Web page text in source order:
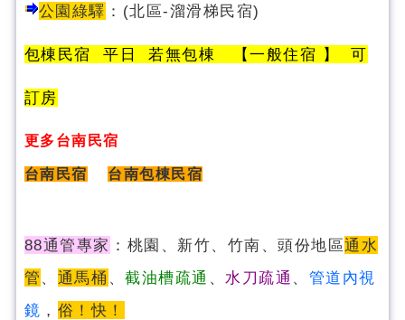
公園綠驛 ： (北區-溜滑梯民宿)
包棟民宿 平日 若無包棟 【一般住宿 】 可
訂房
更多台南民宿
台南民宿 台南包棟民宿
88通管專家 ：桃園、新竹、竹南、頭份地區通水
管 、 通馬桶 、截油槽疏通 、 水刀疏通 、 管道內視
鏡 ， 俗！快！